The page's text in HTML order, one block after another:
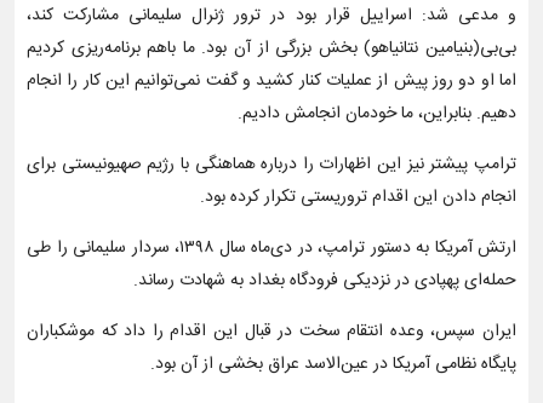
و مدعی شد: اسراییل قرار بود در ترور ژنرال سلیمانی مشارکت کند،
بی‌بی(بنیامین نتانیاهو) بخش بزرگی از آن بود. ما باهم برنامه‌ریزی کردیم
اما او دو روز پیش از عملیات کنار کشید و گفت نمی‌توانیم این کار را انجام
دهیم. بنابراین، ما خودمان انجامش دادیم.
ترامپ پیشتر نیز این اظهارات را درباره هماهنگی با رژیم صهیونیستی برای
انجام دادن این اقدام تروریستی تکرار کرده بود.
ارتش آمریکا به دستور ترامپ، در دی‌ماه سال ۱۳۹۸، سردار سلیمانی را طی
حمله‌ای پهپادی در نزدیکی فرودگاه بغداد به شهادت رساند.
ایران سپس، وعده انتقام سخت در قبال این اقدام را داد که موشکباران
پایگاه نظامی آمریکا در عین‌الاسد عراق بخشی از آن بود.